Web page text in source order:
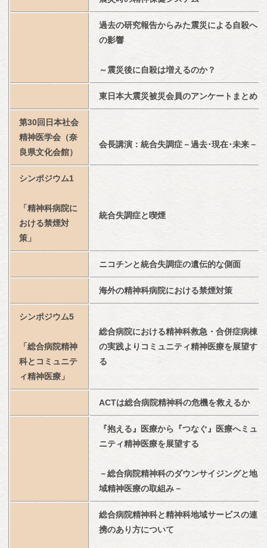
過去の研究報告からみた震災による自殺へ
の影響
～震災後に自殺は増えるのか？
東日本大震災被災会員のアンケートまとめ
第30回日本社会
精神医学会（奈
良県文化会館）
会長講演：統合失調症－過去･現在･未来－
シンポジウム1
「精神科病院に
おける禁煙対
策」
統合失調症と喫煙
ニコチンと統合失調症の遺伝的な側面
海外の精神科病院における禁煙対策
シンポジウム5
「総合病院精神
科とコミュニテ
ィ精神医療」
総合病院における精神科救急・合併症病棟
の実践よりコミュニティ精神医療を展望す
る
ACTは総合病院精神科の危機を救えるか
『抱える』医療から『つなぐ』医療へミュ
ニティ精神医療を展望する
－総合病院精神科のダウンサイジングと地
域精神医療の取組み－
総合病院精神科と精神科地域サービスの連
携のあり方について